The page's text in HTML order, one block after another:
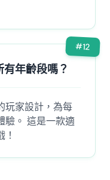
#12
年齡段嗎？
玩家設計，為每
驗。 這是一款適